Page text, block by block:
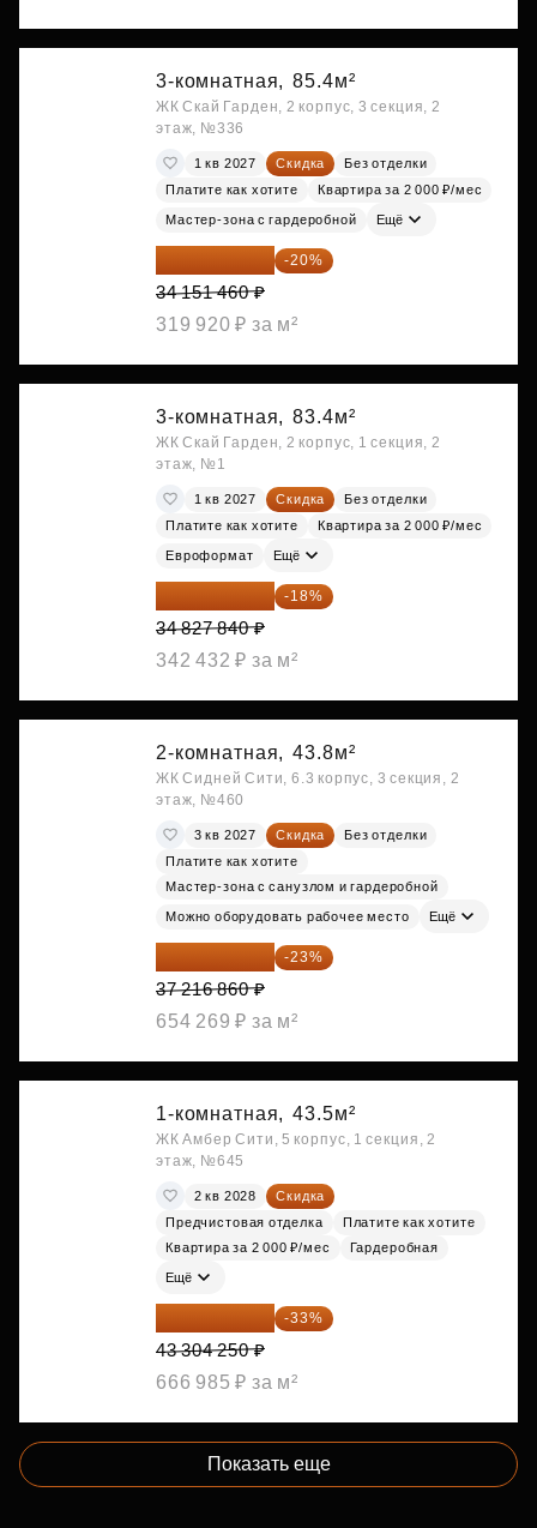
3-комнатная, 85.4м²
ЖК Скай Гарден, 2 корпус, 3 секция, 2
этаж, №336
1 кв 2027 Скидка
Без отделки
Платите как хотите
Квартира за 2 000 ₽/мес
Мастер-зона с гардеробной Ещё
27 321 168 ₽ -20%
34 151 460 ₽
319 920 ₽ за м²
3-комнатная, 83.4м²
ЖК Скай Гарден, 2 корпус, 1 секция, 2
этаж, №1
1 кв 2027 Скидка
Без отделки
Платите как хотите
Квартира за 2 000 ₽/мес
Евроформат Ещё
28 558 829 ₽ -18%
34 827 840 ₽
342 432 ₽ за м²
2-комнатная, 43.8м²
ЖК Сидней Сити, 6.3 корпус, 3 секция, 2
этаж, №460
3 кв 2027 Скидка
Без отделки
Платите как хотите
Мастер-зона с санузлом и гардеробной
Можно оборудовать рабочее место Ещё
28 656 982 ₽ -23%
37 216 860 ₽
654 269 ₽ за м²
1-комнатная, 43.5м²
ЖК Амбер Сити, 5 корпус, 1 секция, 2
этаж, №645
2 кв 2028
Скидка
Предчистовая отделка
Платите как хотите
Квартира за 2 000 ₽/мес
Гардеробная
Ещё
29 013 848 ₽ -33%
43 304 250 ₽
666 985 ₽ за м²
Показать еще